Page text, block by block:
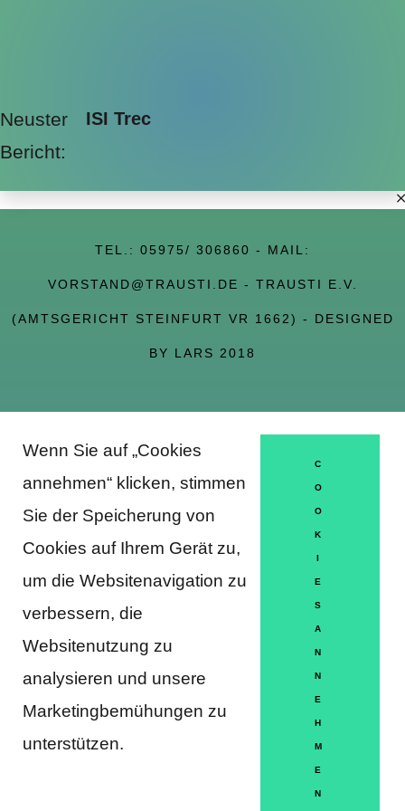
Neuster
Bericht:
ISI Trec
TEL.: 05975/ 306860 - MAIL:
VORSTAND@TRAUSTI.DE - TRAUSTI E.V.
(AMTSGERICHT STEINFURT VR 1662) - DESIGNED
BY LARS 2018
About Trausti e.V.
MITGLIEDSCHAFT
HÄUFIGE FRAGEN
KONTAKT
IMPRESSUM
Wenn Sie auf „Cookies
annehmen“ klicken, stimmen
Sie der Speicherung von
Cookies auf Ihrem Gerät zu,
um die Websitenavigation zu
verbessern, die
Websitenutzung zu
analysieren und unsere
Marketingbemühungen zu
unterstützen.
C
O
O
K
I
E
S
A
N
N
E
H
M
E
N